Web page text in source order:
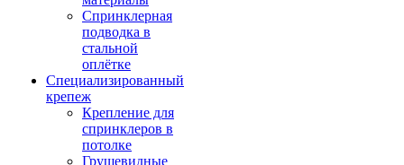
Спринклерная
подводка в
стальной
оплётке
Специализированный
крепеж
Крепление для
спринклеров в
потолке
Грушевидные